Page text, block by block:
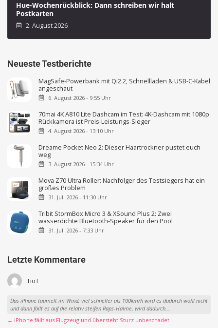
Hue-Wochenrückblick: Dann schreiben wir halt
Postkarten
2. August 2026
Neueste Testberichte
MagSafe-Powerbank mit Qi2.2, Schnellladen & USB-C-Kabel
angeschaut
6. August 2026 - 9:55 Uhr
70mai 4K A810 Lite Dashcam im Test: 4K-Dashcam mit 1080p
Rückkamera ist Preis-Leistungs-Sieger
4. August 2026 - 13:10 Uhr
Dreame Pocket Neo 2: Dieser Haartrockner pustet euch
weg
3. August 2026 - 15:34 Uhr
Mova Z70 Ultra Roller: Nachfolger des Testsiegers hat ein
großes Problem
31. Juli 2026 - 11:30 Uhr
Tribit StormBox Micro 3 & XSound Plus 2: Zwei
wasserdichte Bluetooth-Speaker für den Pool
31. Juli 2026 - 7:33 Uhr
Letzte Kommentare
TioT
Das iPhone taumelt im Wind, viel schneller als 100km/h wird es dadurch wohl nicht
und dann fällt es auf die relativ steifen Raps-Halme, wird dadurch...
→ iPhone fällt aus Flugzeug und übersteht Sturz unbeschadet